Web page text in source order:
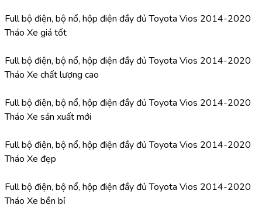
Full bộ điện, bộ nổ, hộp điện đầy đủ Toyota Vios 2014-2020
Tháo Xe giá tốt
Full bộ điện, bộ nổ, hộp điện đầy đủ Toyota Vios 2014-2020
Tháo Xe chất lượng cao
Full bộ điện, bộ nổ, hộp điện đầy đủ Toyota Vios 2014-2020
Tháo Xe sản xuất mới
Full bộ điện, bộ nổ, hộp điện đầy đủ Toyota Vios 2014-2020
Tháo Xe đẹp
Full bộ điện, bộ nổ, hộp điện đầy đủ Toyota Vios 2014-2020
Tháo Xe bền bỉ